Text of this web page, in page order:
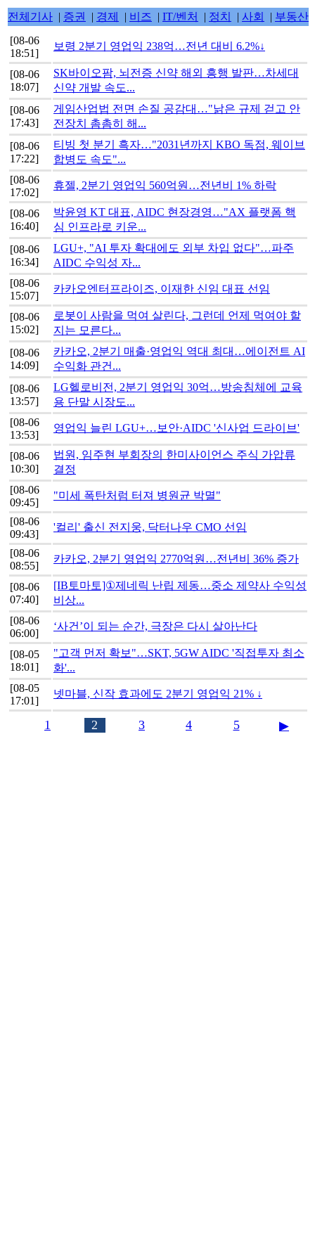
전체기사 | 증권 | 경제 | 비즈 | IT/벤처 | 정치 | 사회 | 부동산
[08-06
18:51]
보령 2분기 영업익 238억…전년 대비 6.2%↓
[08-06
18:07]
SK바이오팜, 뇌전증 신약 해외 흥행 발판…차세대
신약 개발 속도...
[08-06
17:43]
게임산업법 전면 손질 공감대…"낡은 규제 걷고 안
전장치 촘촘히 해...
[08-06
17:22]
티빙 첫 분기 흑자…"2031년까지 KBO 독점, 웨이브
합병도 속도"...
[08-06
17:02]
휴젤, 2분기 영업익 560억원…전년비 1% 하락
[08-06
16:40]
박윤영 KT 대표, AIDC 현장경영…"AX 플랫폼 핵
심 인프라로 키운...
[08-06
16:34]
LGU+, "AI 투자 확대에도 외부 차입 없다"…파주
AIDC 수익성 자...
[08-06
15:07]
카카오엔터프라이즈, 이재한 신임 대표 선임
[08-06
15:02]
로봇이 사람을 먹여 살린다, 그런데 언제 먹여야 할
지는 모른다...
[08-06
14:09]
카카오, 2분기 매출·영업익 역대 최대…에이전트 AI
수익화 관건...
[08-06
13:57]
LG헬로비전, 2분기 영업익 30억…방송침체에 교육
용 단말 시장도...
[08-06
13:53]
영업익 늘린 LGU+…보안·AIDC '신사업 드라이브'
[08-06
10:30]
법원, 임주현 부회장의 한미사이언스 주식 가압류
결정
[08-06
09:45]
"미세 폭탄처럼 터져 병원균 박멸"
[08-06
09:43]
'컬리' 출신 전지웅, 닥터나우 CMO 선임
[08-06
08:55]
카카오, 2분기 영업익 2770억원…전년비 36% 증가
[08-06
07:40]
[IB토마토]①제네릭 난립 제동…중소 제약사 수익성
비상...
[08-06
06:00]
‘사건’이 되는 순간, 극장은 다시 살아난다
[08-05
18:01]
"고객 먼저 확보"…SKT, 5GW AIDC '직접투자 최소
화'...
[08-05
17:01]
넷마블, 신작 효과에도 2분기 영업익 21% ↓
1 2 3 4 5 ▶